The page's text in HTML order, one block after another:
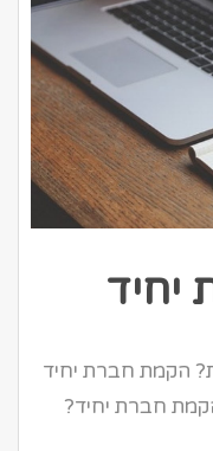
הקמת חברת יחיד
חברת יחיד?